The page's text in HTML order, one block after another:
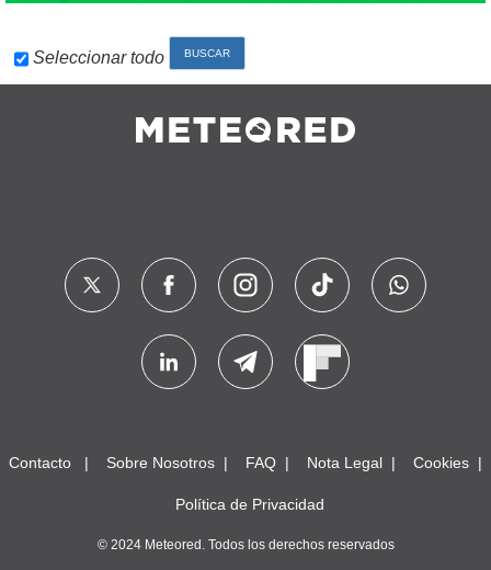
Seleccionar todo
Contacto Sobre Nosotros FAQ Nota Legal Cookies
Política de Privacidad
© 2024 Meteored. Todos los derechos reservados